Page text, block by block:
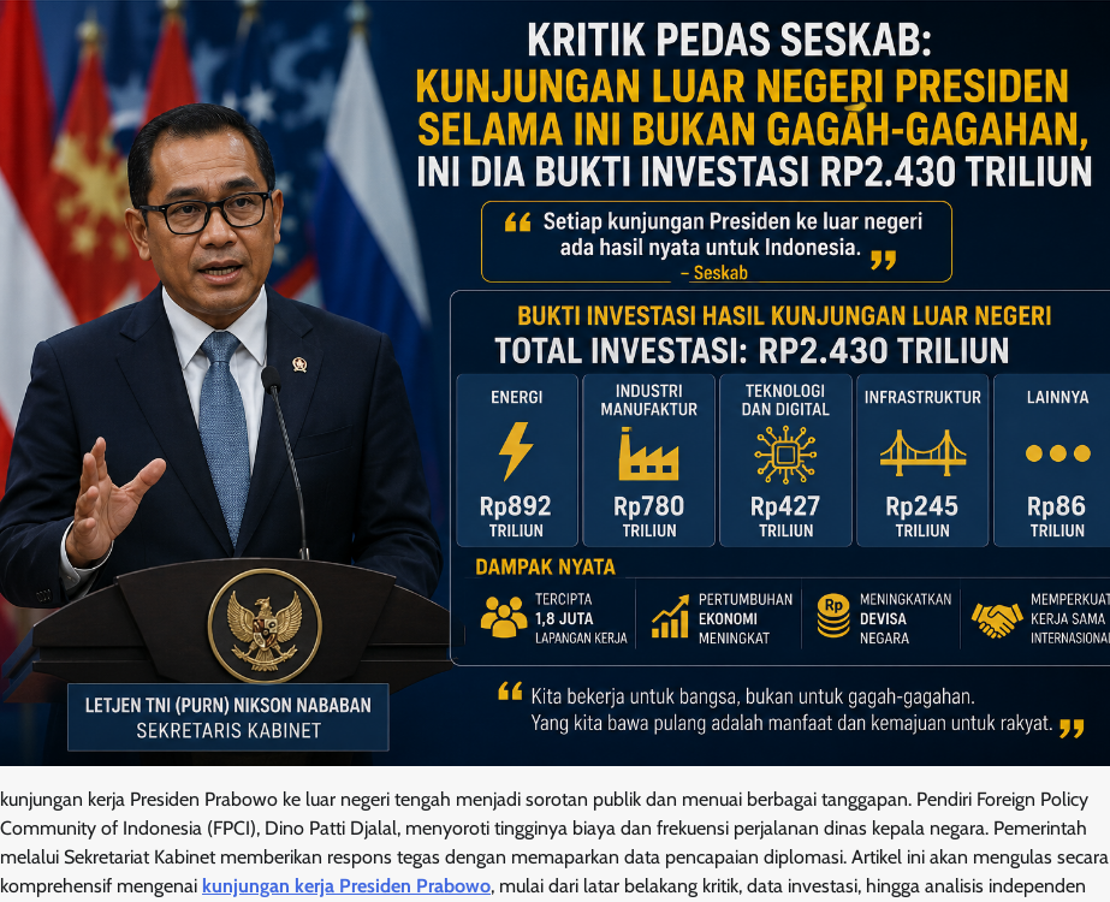
kunjungan kerja Presiden Prabowo ke luar negeri tengah menjadi sorotan publik dan menuai berbagai tanggapan. Pendiri Foreign Policy
Community of Indonesia (FPCI), Dino Patti Djalal, menyoroti tingginya biaya dan frekuensi perjalanan dinas kepala negara. Pemerintah
melalui Sekretariat Kabinet memberikan respons tegas dengan memaparkan data pencapaian diplomasi. Artikel ini akan mengulas secara
komprehensif mengenai kunjungan kerja Presiden Prabowo, mulai dari latar belakang kritik, data investasi, hingga analisis independen